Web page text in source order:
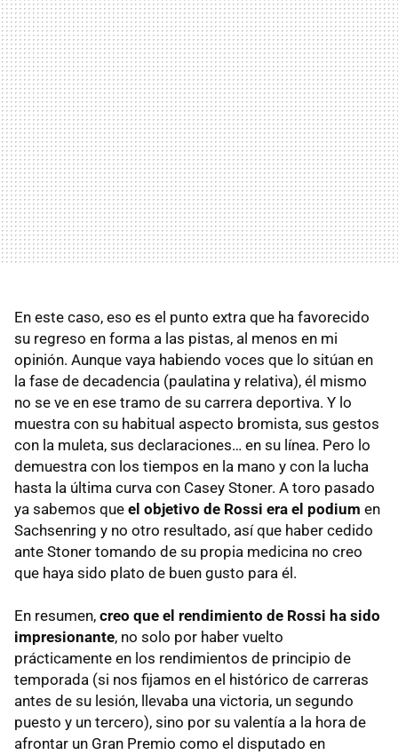
En este caso, eso es el punto extra que ha favorecido
su regreso en forma a las pistas, al menos en mi
opinión. Aunque vaya habiendo voces que lo sitúan en
la fase de decadencia (paulatina y relativa), él mismo
no se ve en ese tramo de su carrera deportiva. Y lo
muestra con su habitual aspecto bromista, sus gestos
con la muleta, sus declaraciones… en su línea. Pero lo
demuestra con los tiempos en la mano y con la lucha
hasta la última curva con Casey Stoner. A toro pasado
ya sabemos que el objetivo de Rossi era el podium en
Sachsenring y no otro resultado, así que haber cedido
ante Stoner tomando de su propia medicina no creo
que haya sido plato de buen gusto para él.
En resumen, creo que el rendimiento de Rossi ha sido
impresionante, no solo por haber vuelto
prácticamente en los rendimientos de principio de
temporada (si nos fijamos en el histórico de carreras
antes de su lesión, llevaba una victoria, un segundo
puesto y un tercero), sino por su valentía a la hora de
afrontar un Gran Premio como el disputado en